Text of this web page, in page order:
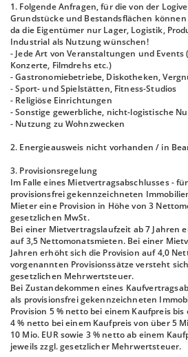
1. Folgende Anfragen, für die von der
Grundstücke und Bestandsflächen
da die Eigentümer nur Lager, Logistik,
Industrial als Nutzung wünschen!
- Jede Art von Veranstaltungen und
Konzerte, Filmdrehs etc.)
- Gastronomiebetriebe, Diskotheken,
- Sport- und Spielstätten, Fitness-Studios
- Religiöse Einrichtungen
- Sonstige gewerbliche, nicht-logistische
- Nutzung zu Wohnzwecken
2. Energieausweis nicht vorhanden / in
3. Provisionsregelung
Im Falle eines Mietvertragsabschlusses -
provisionsfrei gekennzeichneten
Mieter eine Provision in Höhe von 3
gesetzlichen MwSt.
Bei einer Mietvertragslaufzeit ab 7 Jahren
auf 3,5 Nettomonatsmieten. Bei einer
Jahren erhöht sich die Provision auf 4,0
vorgenannten Provisionssätze versteht
gesetzlichen Mehrwertsteuer.
Bei Zustandekommen eines
als provisionsfrei gekennzeichneten
Provision 5 % netto bei einem Kaufpreis bis
4 % netto bei einem Kaufpreis von über 5
10 Mio. EUR sowie 3 % netto ab einem
jeweils zzgl. gesetzlicher Mehrwertsteuer.